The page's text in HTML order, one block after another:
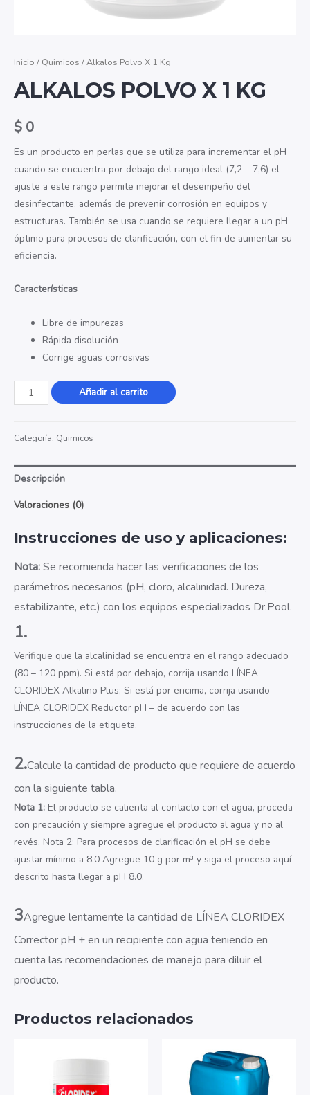
Inicio / Quimicos / Alkalos Polvo X 1 Kg
ALKALOS POLVO X 1 KG
$ 0
Es un producto en perlas que se utiliza para incrementar el pH
cuando se encuentra por debajo del rango ideal (7,2 – 7,6) el
ajuste a este rango permite mejorar el desempeño del
desinfectante, además de prevenir corrosión en equipos y
estructuras. También se usa cuando se requiere llegar a un pH
óptimo para procesos de clarificación, con el fin de aumentar su
eficiencia.
Características
Libre de impurezas
Rápida disolución
Corrige aguas corrosivas
Alkalos
Polvo
1
cantidad
Añadir al carrito
Categoría: Quimicos
Descripción
Valoraciones (0)
Instrucciones de uso y aplicaciones:
Nota:Se recomienda hacer las verificaciones de los
parámetros necesarios (pH, cloro, alcalinidad. Dureza,
estabilizante, etc.) con los equipos especializados Dr.Pool.
1.
Verifique que la alcalinidad se encuentra en el rango adecuado
(80 – 120 ppm). Si está por debajo, corrija usando LÍNEA
CLORIDEX Alkalino Plus; Si está por encima, corrija usando
LÍNEA CLORIDEX Reductor pH – de acuerdo con las
instrucciones de la etiqueta.
2.Calcule la cantidad de producto que requiere de acuerdo
con la siguiente tabla.
Nota 1: El producto se calienta al contacto con el agua, proceda
con precaución y siempre agregue el producto al agua y no al
revés. Nota 2: Para procesos de clarificación el pH se debe
ajustar mínimo a 8.0 Agregue 10 g por m³ y siga el proceso aquí
descrito hasta llegar a pH 8.0.
3Agregue lentamente la cantidad de LÍNEA CLORIDEX
Corrector pH + en un recipiente con agua teniendo en
cuenta las recomendaciones de manejo para diluir el
producto.
Productos relacionados